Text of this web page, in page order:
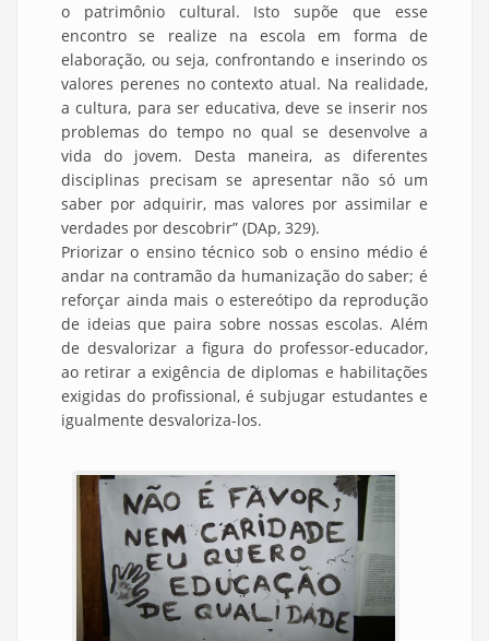
o patrimônio cultural. Isto supõe que esse
encontro se realize na escola em forma de
elaboração, ou seja, confrontando e inserindo os
valores perenes no contexto atual. Na realidade,
a cultura, para ser educativa, deve se inserir nos
problemas do tempo no qual se desenvolve a
vida do jovem. Desta maneira, as diferentes
disciplinas precisam se apresentar não só um
saber por adquirir, mas valores por assimilar e
verdades por descobrir” (DAp, 329).
Priorizar o ensino técnico sob o ensino médio é
andar na contramão da humanização do saber; é
reforçar ainda mais o estereótipo da reprodução
de ideias que paira sobre nossas escolas. Além
de desvalorizar a figura do professor-educador,
ao retirar a exigência de diplomas e habilitações
exigidas do profissional, é subjugar estudantes e
igualmente desvaloriza-los.